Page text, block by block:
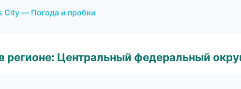
City — Погода и пробки
регионе: Центральный федеральный